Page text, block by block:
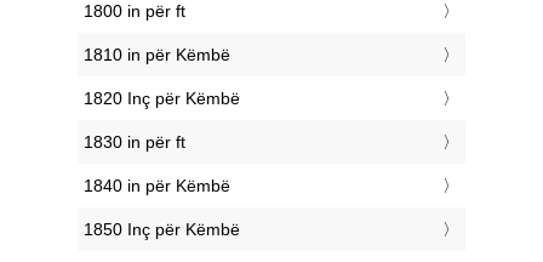
1800 in për ft
1810 in për Këmbë
1820 Inç për Këmbë
1830 in për ft
1840 in për Këmbë
1850 Inç për Këmbë